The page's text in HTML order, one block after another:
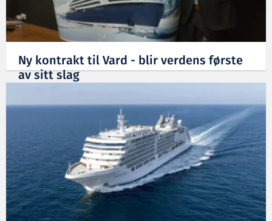
Ny kontrakt til Vard - blir verdens første
av sitt slag